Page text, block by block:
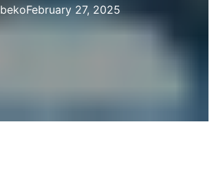
bekoFebruary 27, 2025